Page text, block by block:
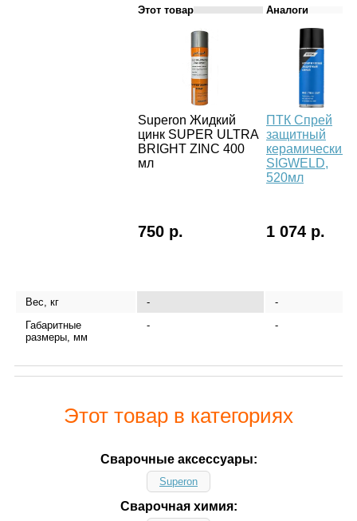
Этот товар Аналоги
Superon Жидкий
цинк SUPER ULTRA
BRIGHT ZINC 400
мл
ПТК Спрей
защитный
керамический
SIGWELD,
520мл
750 р. 1 074 р.
Вес, кг -
-
Габаритные
размеры, мм
- -
Этот товар в категориях
Сварочные аксессуары:
Superon
Сварочная химия: